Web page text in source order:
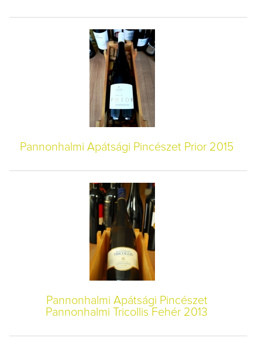
Pannonhalmi Apátsági Pincészet Prior 2015
Pannonhalmi Apátsági Pincészet
Pannonhalmi Tricollis Fehér 2013